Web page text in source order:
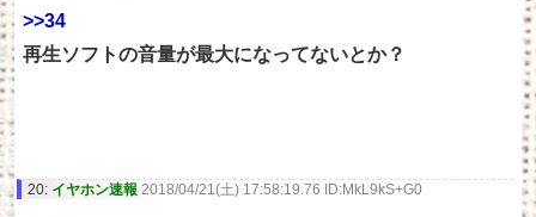
>>34
再生ソフトの音量が最大になってないとか？
20: イヤホン速報 2018/04/21(土) 17:58:19.76 ID:MkL9kS+G0